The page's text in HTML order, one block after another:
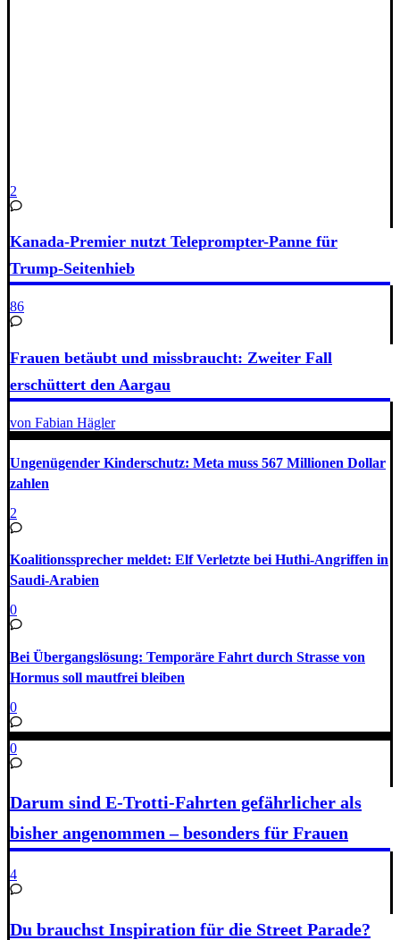
2
Kanada-Premier nutzt Teleprompter-Panne für
Trump-Seitenhieb
86
Frauen betäubt und missbraucht: Zweiter Fall
erschüttert den Aargau
von Fabian Hägler
Ungenügender Kinderschutz: Meta muss 567 Millionen Dollar
zahlen
2
Koalitionssprecher meldet: Elf Verletzte bei Huthi-Angriffen in
Saudi-Arabien
0
Bei Übergangslösung: Temporäre Fahrt durch Strasse von
Hormus soll mautfrei bleiben
0
0
Darum sind E-Trotti-Fahrten gefährlicher als
bisher angenommen – besonders für Frauen
4
Du brauchst Inspiration für die Street Parade?